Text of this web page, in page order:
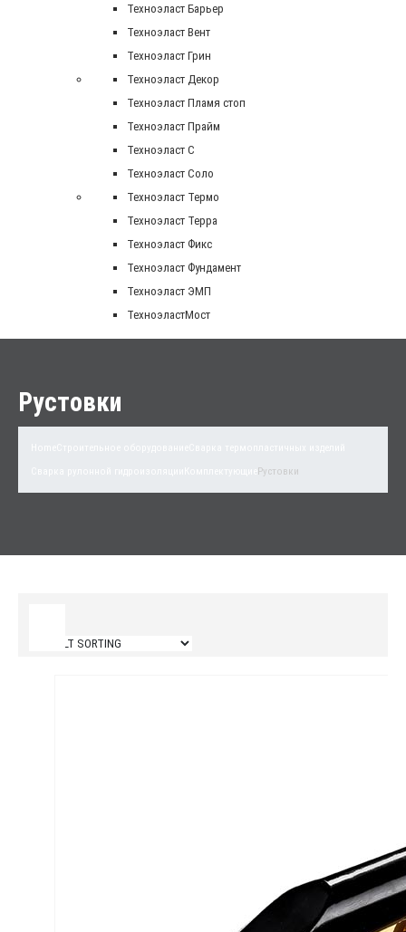
Техноэласт Барьер
Техноэласт Вент
Техноэласт Грин
Техноэласт Декор
Техноэласт Пламя стоп
Техноэласт Прайм
Техноэласт С
Техноэласт Соло
Техноэласт Термо
Техноэласт Терра
Техноэласт Фикс
Техноэласт Фундамент
Техноэласт ЭМП
ТехноэластМост
Рустовки
Рустовки